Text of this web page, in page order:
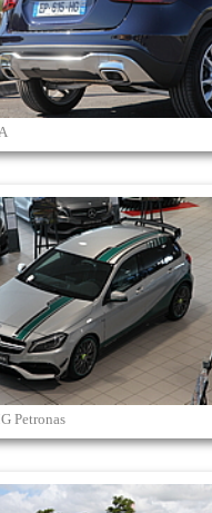
Petronas